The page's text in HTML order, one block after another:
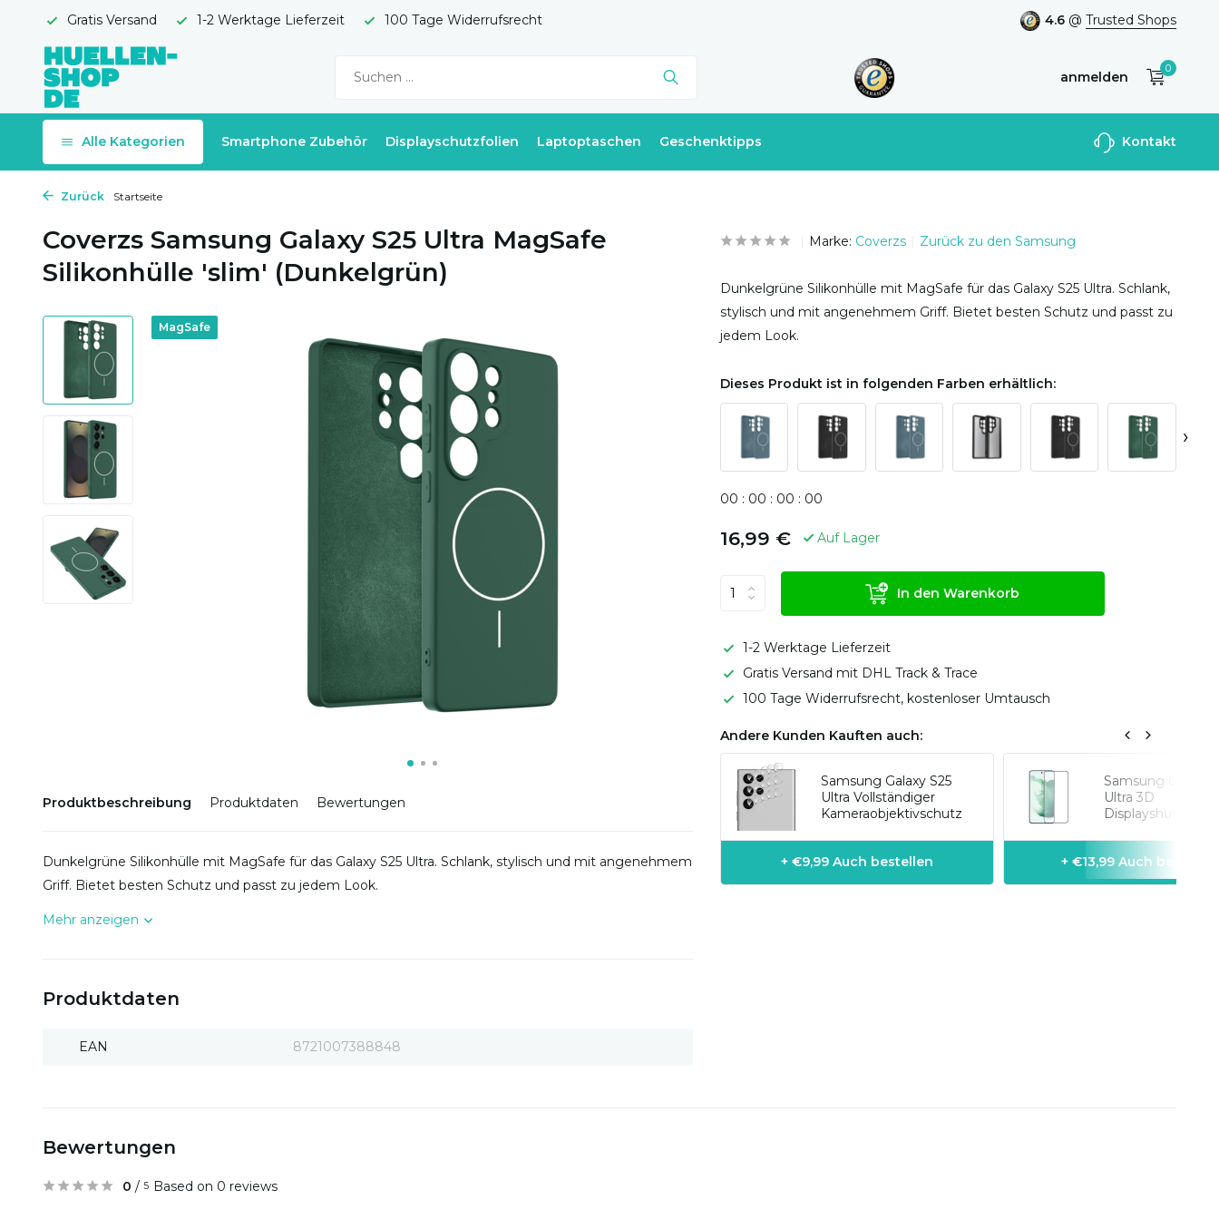
Gratis Versand 1-2 Werktage Lieferzeit 100 Tage Widerrufsrecht 4.6 @ Trusted Shops
anmelden
Benutzerkonto
0
Alle Kategorien Smartphone Zubehör Displayschutzfolien Laptoptaschen Geschenktipps Kontakt
Zurück Startseite
Coverzs Samsung Galaxy S25 Ultra MagSafe
Silikonhülle 'slim' (Dunkelgrün)
MagSafe
Produktbeschreibung Produktdaten Bewertungen
Dunkelgrüne Silikonhülle mit MagSafe für das Galaxy S25 Ultra. Schlank, stylisch und mit angenehmem
Griff. Bietet besten Schutz und passt zu jedem Look.
Mehr anzeigen
Produktdaten
EAN 8721007388848
Marke: Coverzs Zurück zu den Samsung
Dunkelgrüne Silikonhülle mit MagSafe für das Galaxy S25 Ultra. Schlank,
stylisch und mit angenehmem Griff. Bietet besten Schutz und passt zu
jedem Look.
Dieses Produkt ist in folgenden Farben erhältlich:
›
00 : 00 : 00 : 00
16,99 € Auf Lager
In den Warenkorb
1-2 Werktage Lieferzeit
Gratis Versand mit DHL Track & Trace
100 Tage Widerrufsrecht, kostenloser Umtausch
Andere Kunden Kauften auch:
Samsung Galaxy S25
Ultra Vollständiger
Kameraobjektivschutz
+ €9,99 Auch bestellen
Samsung Galaxy
Ultra 3D
+ €13,99 Auch bestellen
Bewertungen
0 / 5 Based on 0 reviews